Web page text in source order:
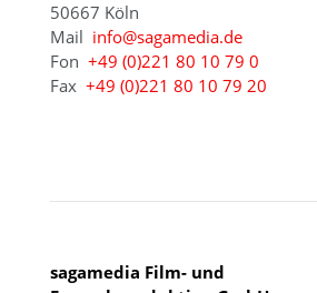
50667 Köln
Mail info@sagamedia.de
Fon +49 (0)221 80 10 79 0
Fax +49 (0)221 80 10 79 20
sagamedia Film- und